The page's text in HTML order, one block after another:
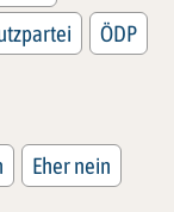
ÖDP
Eher nein